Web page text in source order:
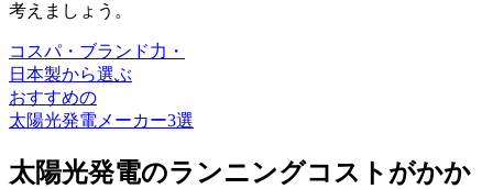
考えましょう。
コスパ・ブランド力・
日本製から選ぶ
おすすめの
太陽光発電メーカー3選
太陽光発電のランニングコストがかか